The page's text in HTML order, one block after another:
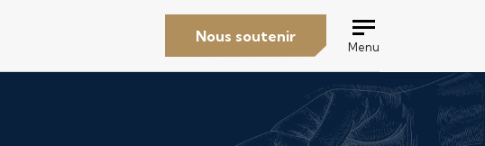
Nous soutenir
Menu